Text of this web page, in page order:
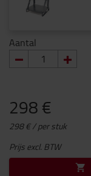
Aantal
298 €
298 € / per stuk
Prijs excl. BTW